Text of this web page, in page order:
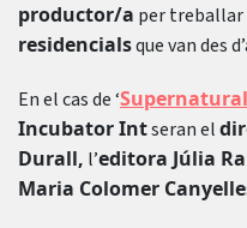
productor/a per treballar
residencialsque van des
En el cas de ‘Supernatural
Incubator Intseran el
Durall, l’editora Júlia
Maria Colomer